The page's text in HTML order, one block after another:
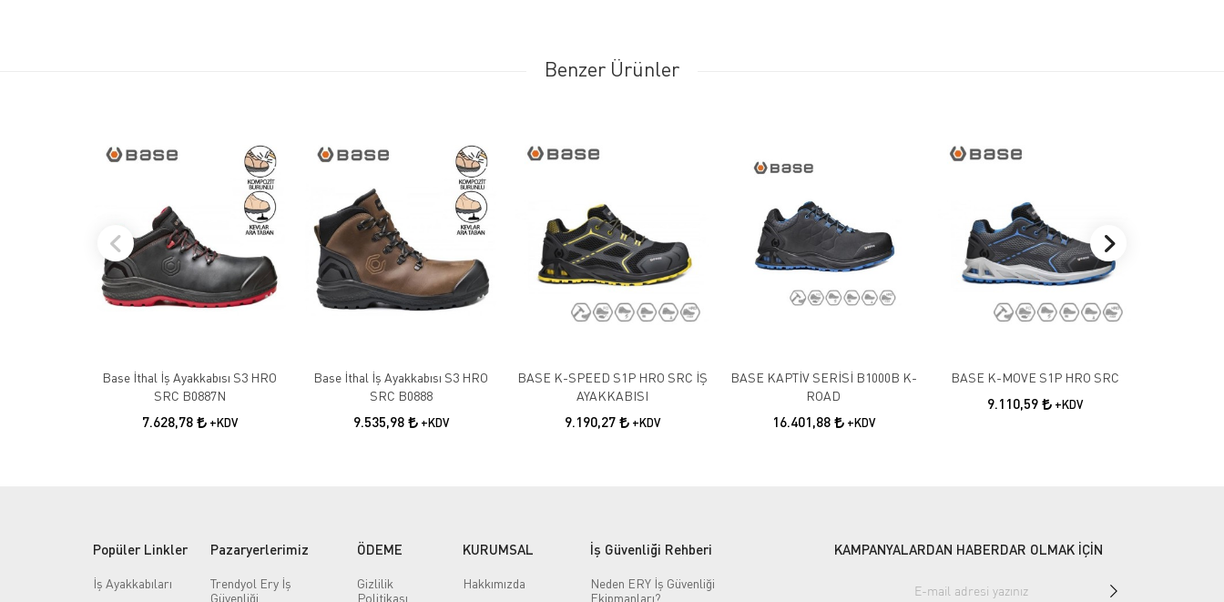
Benzer Ürünler
Base İthal İş Ayakkabısı S3 HRO
SRC B0887N
7.628,78 +KDV
Base İthal İş Ayakkabısı S3 HRO
SRC B0888
9.535,98 +KDV
BASE K-SPEED S1P HRO SRC İŞ
AYAKKABISI
9.190,27 +KDV
BASE KAPTİV SERİSİ B1000B K-
ROAD
16.401,88 +KDV
BASE K-MOVE S1P HRO SRC
9.110,59 +KDV
Popüler Linkler
İş Ayakkabıları
Pazaryerlerimiz
Trendyol Ery İş
Güvenliği
ÖDEME
Gizlilik
Politikası
KURUMSAL
Hakkımızda
İş Güvenliği Rehberi
Neden ERY İş Güvenliği
Ekipmanları?
KAMPANYALARDAN HABERDAR OLMAK İÇİN